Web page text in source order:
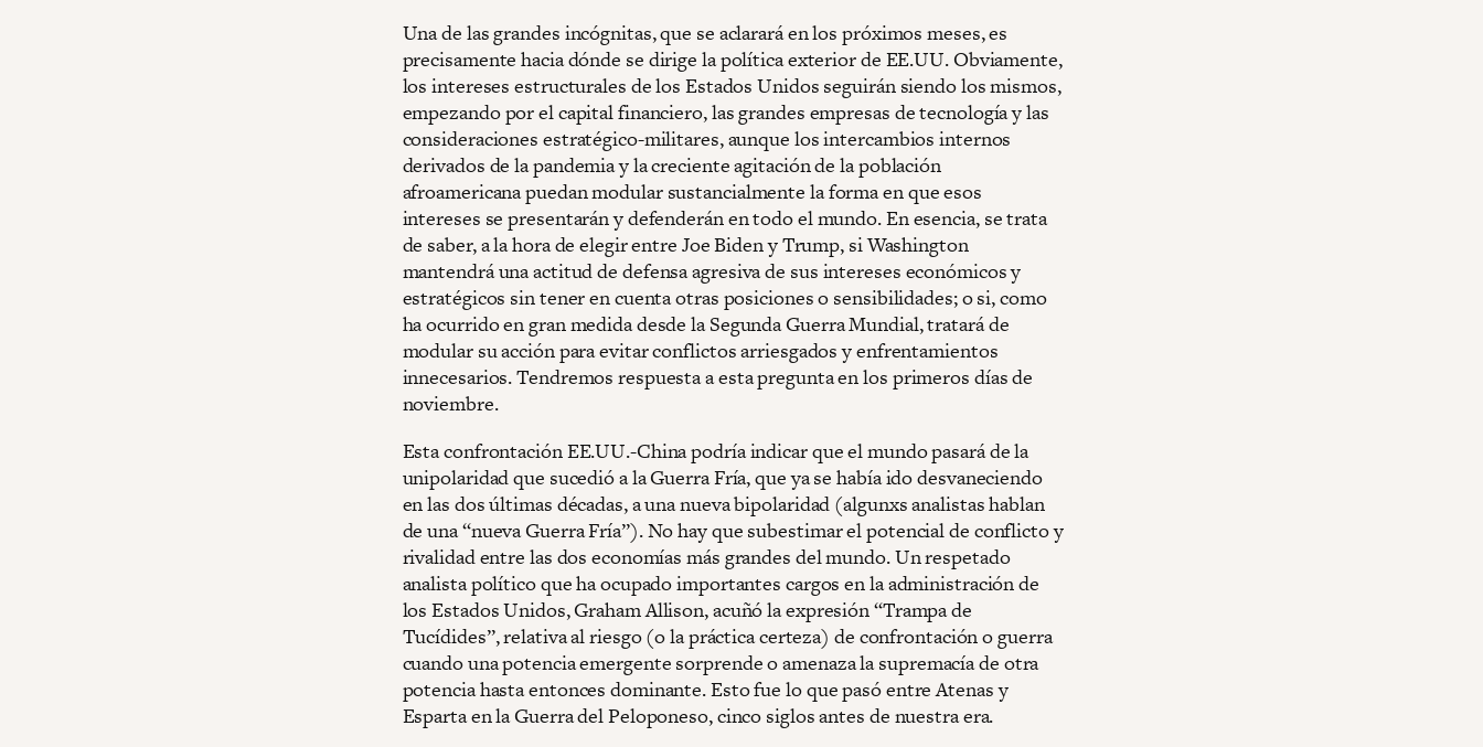
Una de las grandes incógnitas, que se aclarará en los próximos meses, es
precisamente hacia dónde se dirige la política exterior de EE.UU. Obviamente,
los intereses estructurales de los Estados Unidos seguirán siendo los mismos,
empezando por el capital financiero, las grandes empresas de tecnología y las
consideraciones estratégico-militares, aunque los intercambios internos
derivados de la pandemia y la creciente agitación de la población
afroamericana puedan modular sustancialmente la forma en que esos
intereses se presentarán y defenderán en todo el mundo. En esencia, se trata
de saber, a la hora de elegir entre Joe Biden y Trump, si Washington
mantendrá una actitud de defensa agresiva de sus intereses económicos y
estratégicos sin tener en cuenta otras posiciones o sensibilidades; o si, como
ha ocurrido en gran medida desde la Segunda Guerra Mundial, tratará de
modular su acción para evitar conflictos arriesgados y enfrentamientos
innecesarios. Tendremos respuesta a esta pregunta en los primeros días de
noviembre.
Esta confrontación EE.UU.-China podría indicar que el mundo pasará de la
unipolaridad que sucedió a la Guerra Fría, que ya se había ido desvaneciendo
en las dos últimas décadas, a una nueva bipolaridad (algunxs analistas hablan
de una “nueva Guerra Fría”). No hay que subestimar el potencial de conflicto y
rivalidad entre las dos economías más grandes del mundo. Un respetado
analista político que ha ocupado importantes cargos en la administración de
los Estados Unidos, Graham Allison, acuñó la expresión “Trampa de
Tucídides”, relativa al riesgo (o la práctica certeza) de confrontación o guerra
cuando una potencia emergente sorprende o amenaza la supremacía de otra
potencia hasta entonces dominante. Esto fue lo que pasó entre Atenas y
Esparta en la Guerra del Peloponeso, cinco siglos antes de nuestra era.